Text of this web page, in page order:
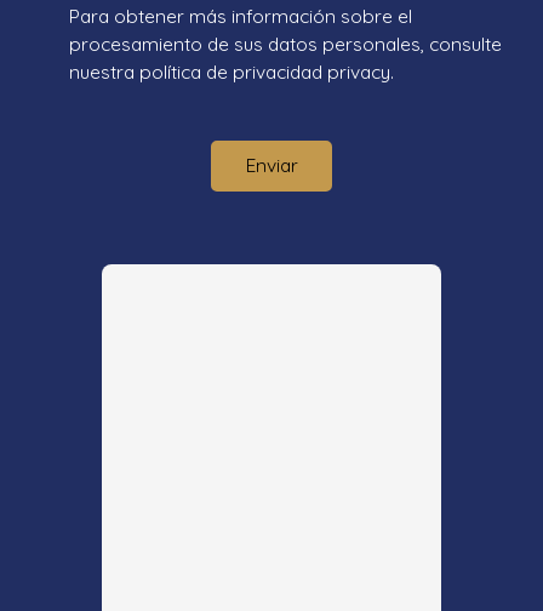
Para obtener más información sobre el
procesamiento de sus datos personales, consulte
nuestra política de privacidad privacy.
Enviar